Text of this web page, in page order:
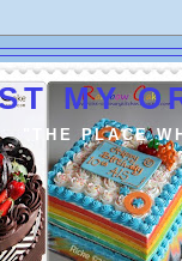
MY
"THE PLACE